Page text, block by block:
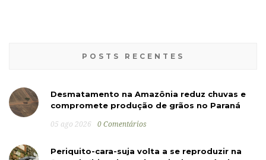
POSTS RECENTES
Desmatamento na Amazônia reduz chuvas e
compromete produção de grãos no Paraná
05 ago 2026 0 Comentários
Periquito-cara-suja volta a se reproduzir na